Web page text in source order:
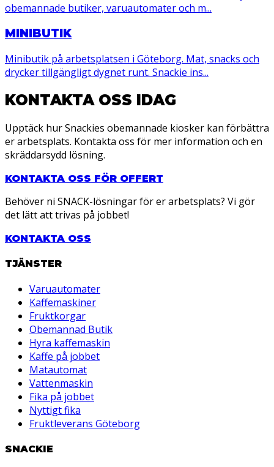
obemannade butiker, varuautomater och m...
MINIBUTIK
Minibutik på arbetsplatsen i Göteborg. Mat, snacks och
drycker tillgängligt dygnet runt. Snackie ins...
KONTAKTA OSS IDAG
Upptäck hur Snackies obemannade kiosker kan förbättra
er arbetsplats. Kontakta oss för mer information och en
skräddarsydd lösning.
KONTAKTA OSS FÖR OFFERT
Behöver ni SNACK-lösningar för er arbetsplats? Vi gör
det lätt att trivas på jobbet!
KONTAKTA OSS
TJÄNSTER
Varuautomater
Kaffemaskiner
Fruktkorgar
Obemannad Butik
Hyra kaffemaskin
Kaffe på jobbet
Matautomat
Vattenmaskin
Fika på jobbet
Nyttigt fika
Fruktleverans Göteborg
SNACKIE